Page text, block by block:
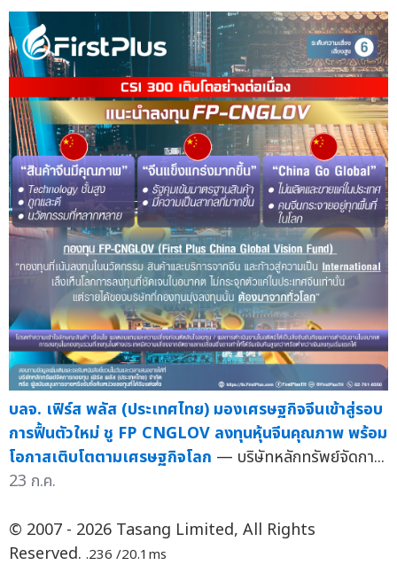
บลจ. เฟิร์ส พลัส (ประเทศไทย) มองเศรษฐกิจจีนเข้าสู่รอบ
การฟื้นตัวใหม่ ชู FP CNGLOV ลงทุนหุ้นจีนคุณภาพ พร้อม
โอกาสเติบโตตามเศรษฐกิจโลก — บริษัทหลักทรัพย์จัดกา...
23 ก.ค.
© 2007 - 2026 Tasang Limited, All Rights
Reserved. .236 /20.1ms